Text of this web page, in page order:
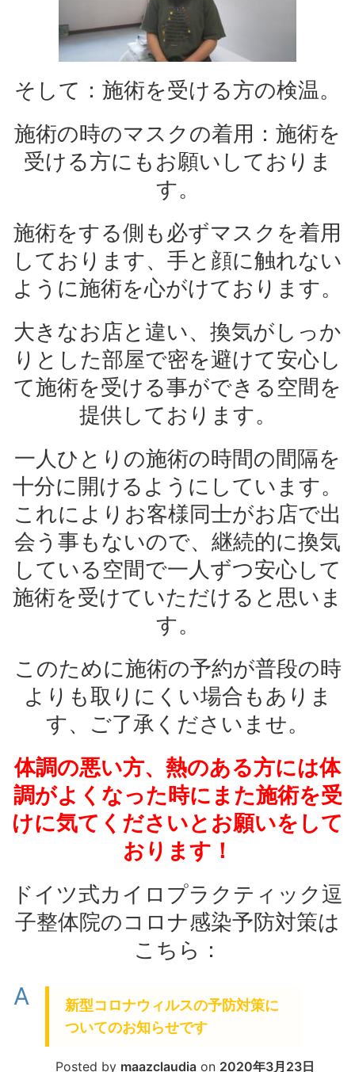
そして：施術を受ける方の検温。
施術の時のマスクの着用：施術を
受ける方にもお願いしておりま
す。
施術をする側も必ずマスクを着用
しております、手と顔に触れない
ように施術を心がけております。
大きなお店と違い、換気がしっか
りとした部屋で密を避けて安心し
て施術を受ける事ができる空間を
提供しております。
一人ひとりの施術の時間の間隔を
十分に開けるようにしています。
これによりお客様同士がお店で出
会う事もないので、継続的に換気
している空間で一人ずつ安心して
施術を受けていただけると思いま
す。
このために施術の予約が普段の時
よりも取りにくい場合もありま
す、ご了承くださいませ。
体調の悪い方、熱のある方には体
調がよくなった時にまた施術を受
けに気てくださいとお願いをして
おります！
ドイツ式カイロプラクティック逗
子整体院のコロナ感染予防対策は
こちら：
A
新型コロナウィルスの予防対策に
ついてのお知らせです
Posted by maazclaudia on 2020年3月23日